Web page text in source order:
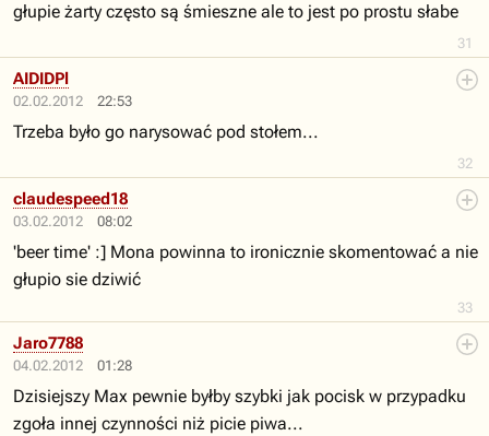
31
głupie żarty często są śmieszne ale to jest po prostu słabe
02.02.2012 22:53
32
AIDIDPl
Trzeba było go narysować pod stołem...
03.02.2012 08:02
33
claudespeed18
'beer time' :] Mona powinna to ironicznie skomentować a nie
głupio sie dziwić
04.02.2012 01:28
Jaro7788
Dzisiejszy Max pewnie byłby szybki jak pocisk w przypadku
zgoła innej czynności niż picie piwa...